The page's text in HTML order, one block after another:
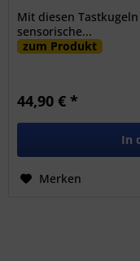
Mit diesen
sensorische...
zum Produkt
44,90 € *
In
Merken